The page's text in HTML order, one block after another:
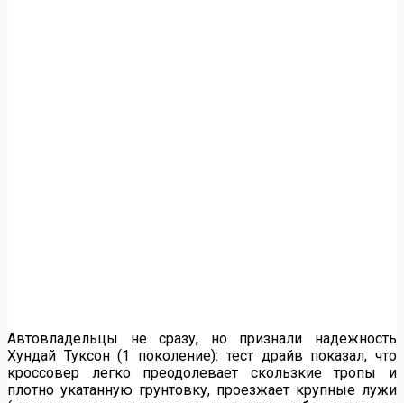
Автовладельцы не сразу, но признали надежность
Хундай Туксон (1 поколение): тест драйв показал, что
кроссовер легко преодолевает скользкие тропы и
плотно укатанную грунтовку, проезжает крупные лужи